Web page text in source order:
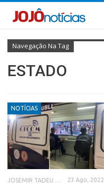
Navegação Na Tag
ESTADO
NOTÍCIAS
23 Ago, 2022